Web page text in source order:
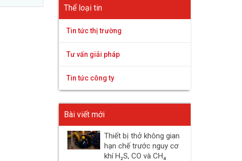
Thể loại tin
Tin tức thị trường
Tư vấn giải pháp
Tin tức công ty
Bài viết mới
Thiết bị thở không gian
hạn chế trước nguy cơ
khí H₂S, CO và CH₄